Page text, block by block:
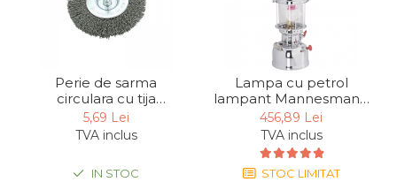
Surubelnite
Scule Tamplarie
Gaurit si Slefuit
Truse Scule
Baroase
Perie de sarma
circulara cu tija
Mannesmann 439-G-
075, 75 mm
5,69 Lei
TVA inclus
IN STOC
Lampa cu petrol
lampant Mannesmann
3068-500, 420 mm
456,89 Lei
TVA inclus
STOC LIMITAT